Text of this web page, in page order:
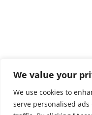
We value your
We use cookies to
serve personalised